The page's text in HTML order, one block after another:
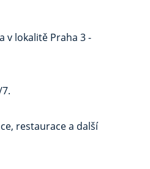
v lokalitě Praha 3 -
restaurace a další